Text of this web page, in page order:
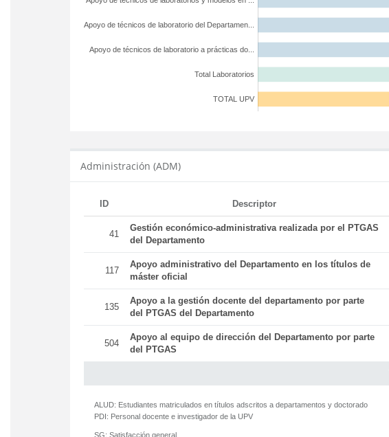
TOTAL UPV
Total Laboratorios
Apoyo de técnicos de laboratorio a prácticas do...
Apoyo de técnicos de laboratorio del Departamen...
Administración (ADM)
ID Descriptor
41
Gestión económico-administrativa realizada por el PTGAS
del Departamento
117
Apoyo administrativo del Departamento en los títulos de
máster oficial
135
Apoyo a la gestión docente del departamento por parte
del PTGAS del Departamento
504
Apoyo al equipo de dirección del Departamento por parte
del PTGAS
ALUD: Estudiantes matriculados en títulos adscritos a departamentos y doctorado
PDI: Personal docente e investigador de la UPV
SG: Satisfacción general